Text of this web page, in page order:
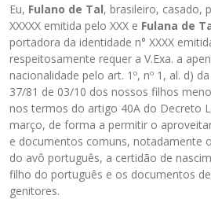
Eu, Fulano de Tal, brasileiro, casado,
XXXXX emitida pelo XXX e Fulana de
portadora da identidade n° XXXX
respeitosamente requer a V.Exa. a
nacionalidade pelo art. 1º, nº 1, al. d)
37/81 de 03/10 dos nossos filhos
nos termos do artigo 40A do Decreto
março, de forma a permitir o
e documentos comuns, notadamente
do avô português, a certidão de
filho do português e os documentos
genitores.